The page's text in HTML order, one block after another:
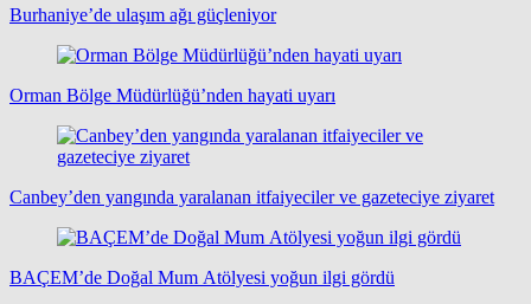
Burhaniye’de ulaşım ağı güçleniyor
Orman Bölge Müdürlüğü’nden hayati uyarı
Canbey’den yangında yaralanan itfaiyeciler ve gazeteciye ziyaret
BAÇEM’de Doğal Mum Atölyesi yoğun ilgi gördü